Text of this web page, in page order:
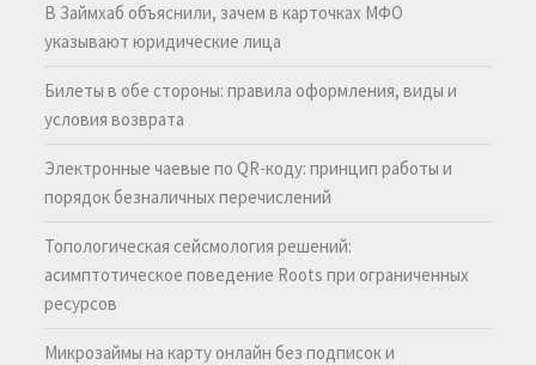
В Займхаб объяснили, зачем в карточках МФО
указывают юридические лица
Билеты в обе стороны: правила оформления, виды и
условия возврата
Электронные чаевые по QR-коду: принцип работы и
порядок безналичных перечислений
Топологическая сейсмология решений:
асимптотическое поведение Roots при ограниченных
ресурсов
Микрозаймы на карту онлайн без подписок и